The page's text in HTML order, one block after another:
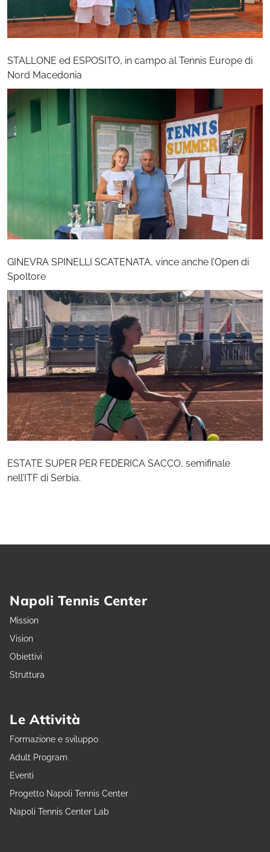
STALLONE ed ESPOSITO, in campo al Tennis Europe di
Nord Macedonia
GINEVRA SPINELLI SCATENATA, vince anche l’Open di
Spoltore
ESTATE SUPER PER FEDERICA SACCO, semifinale
nell’ITF di Serbia.
Napoli Tennis Center
Mission
Vision
Obiettivi
Struttura
Le Attività
Formazione e sviluppo
Adult Program
Eventi
Progetto Napoli Tennis Center
Napoli Tennis Center Lab